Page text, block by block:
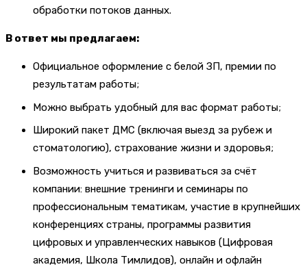
обработки потоков данных.
В ответ мы предлагаем:
Официальное оформление с белой ЗП, премии по
результатам работы;
Можно выбрать удобный для вас формат работы;
Широкий пакет ДМС (включая выезд за рубеж и
стоматологию), страхование жизни и здоровья;
Возможность учиться и развиваться за счёт
компании: внешние тренинги и семинары по
профессиональным тематикам, участие в крупнейших
конференциях страны, программы развития
цифровых и управленческих навыков (Цифровая
академия, Школа Тимлидов), онлайн и офлайн